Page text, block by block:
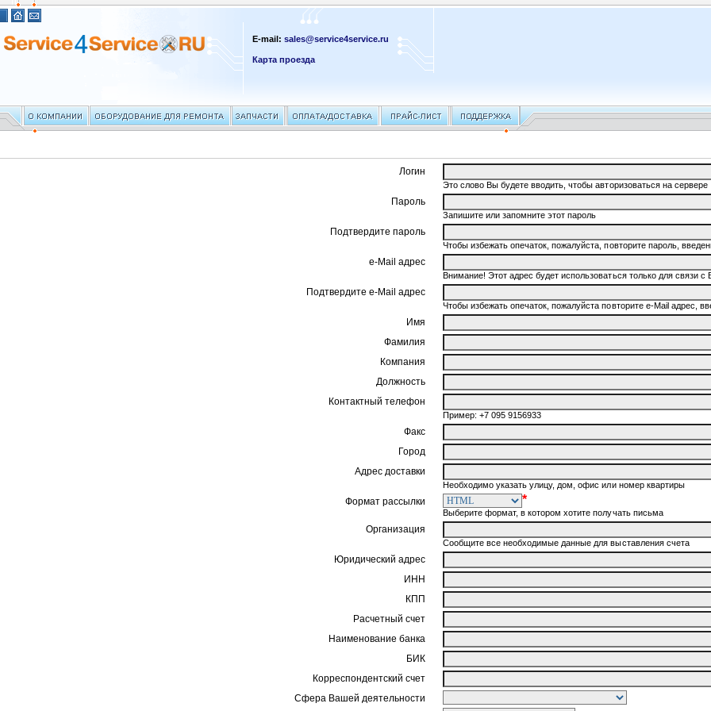
E-mail:sales@service4service.ru
Карта проезда
Логин
Это слово Вы будете вводить, чтобы авторизоваться на сервере
Пароль
Запишите или запомните этот пароль
Подтвердите пароль
Чтобы избежать опечаток, пожалуйста, повторите пароль,
e-Mail адрес
Внимание! Этот адрес будет использоваться только для связи
Подтвердите e-Mail адрес
Чтобы избежать опечаток, пожалуйста повторите e-Mail адрес,
Имя
Фамилия
Компания
Должность
Контактный телефон
Пример: +7 095 9156933
Факс
Город
Адрес доставки
Необходимо указать улицу, дом, офис или номер квартиры
Формат рассылки *
Выберите формат, в котором хотите получать письма
Организация
Сообщите все необходимые данные для выставления счета
Юридический адрес
ИНН
КПП
Расчетный счет
Наименование банка
БИК
Корреспондентский счет
Сфера Вашей деятельности